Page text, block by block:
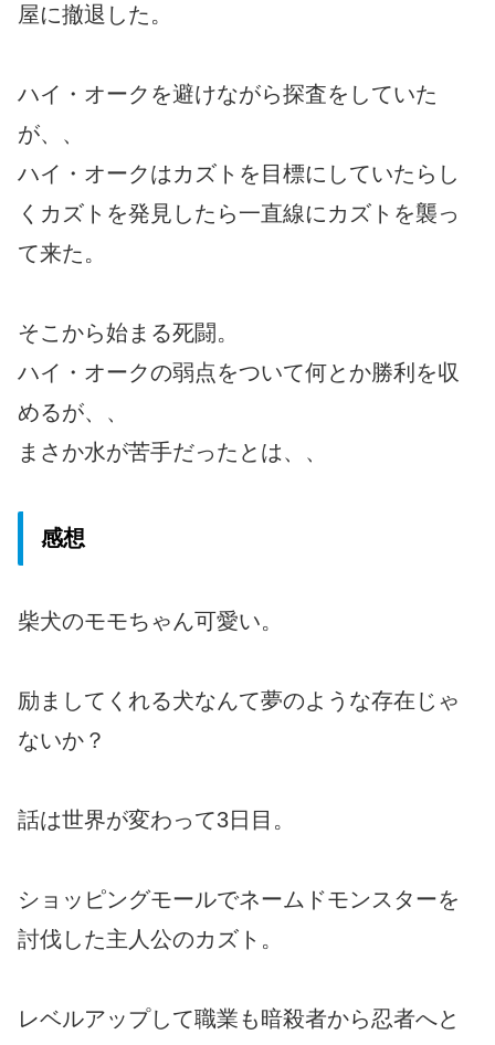
屋に撤退した。
ハイ・オークを避けながら探査をしていた
が、、
ハイ・オークはカズトを目標にしていたらし
くカズトを発見したら一直線にカズトを襲っ
て来た。
そこから始まる死闘。
ハイ・オークの弱点をついて何とか勝利を収
めるが、、
まさか水が苦手だったとは、、
感想
柴犬のモモちゃん可愛い。
励ましてくれる犬なんて夢のような存在じゃ
ないか？
話は世界が変わって3日目。
ショッピングモールでネームドモンスターを
討伐した主人公のカズト。
レベルアップして職業も暗殺者から忍者へと